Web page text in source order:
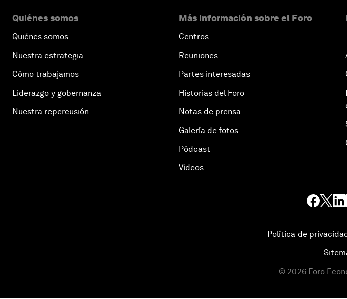
Quiénes somos
Quiénes somos
Nuestra estrategia
Cómo trabajamos
Liderazgo y gobernanza
Nuestra repercusión
Más información sobre el Foro
Centros
Reuniones
Partes interesadas
Historias del Foro
Notas de prensa
Galería de fotos
Pódcast
Vídeos
Política de
© 2026 Foro